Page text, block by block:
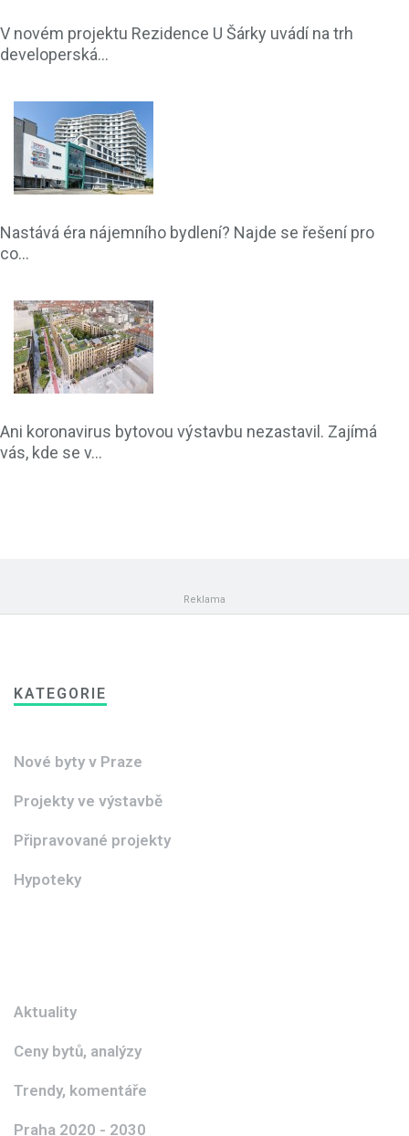
V novém projektu Rezidence U Šárky uvádí na trh
developerská...
Nastává éra nájemního bydlení? Najde se řešení pro
co...
Ani koronavirus bytovou výstavbu nezastavil. Zajímá
vás, kde se v...
KATEGORIE
Nové byty v Praze
Projekty ve výstavbě
Připravované projekty
Hypoteky
Aktuality
Ceny bytů, analýzy
Trendy, komentáře
Praha 2020 - 2030